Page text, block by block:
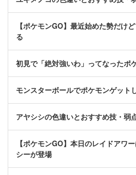
【ポケモンGO】最近始めた勢だけ
る
初見で「絶対強いわ」ってなったポ
モンスターボールでポケモンゲット
アヤシシの色違いとおすすめ技・弱
【ポケモンGO】本日のレイドアワ
シーが登場